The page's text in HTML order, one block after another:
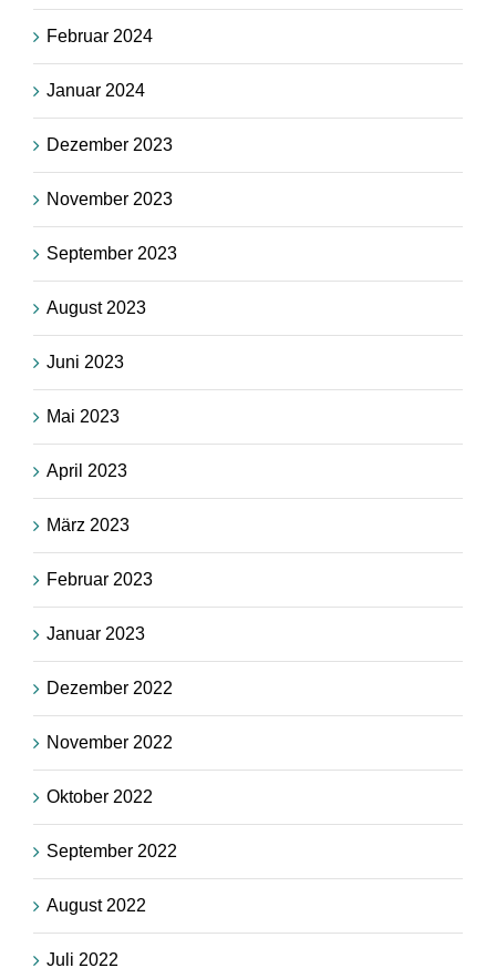
Februar 2024
Januar 2024
Dezember 2023
November 2023
September 2023
August 2023
Juni 2023
Mai 2023
April 2023
März 2023
Februar 2023
Januar 2023
Dezember 2022
November 2022
Oktober 2022
September 2022
August 2022
Juli 2022